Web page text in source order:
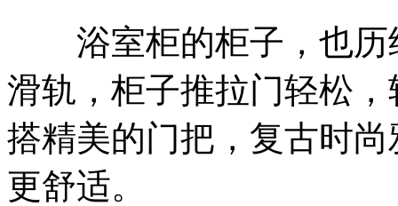
浴室柜的柜子，也历
滑轨，柜子推拉门轻松
搭精美的门把，复古时
更舒适。